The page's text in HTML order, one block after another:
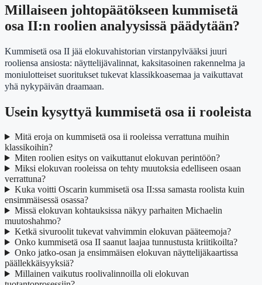
Millaiseen johtopäätökseen kummisetä
osa II:n roolien analyysissä päädytään?
Kummisetä osa II jää elokuvahistorian virstanpylvääksi juuri
rooliensa ansiosta: näyttelijävalinnat, kaksitasoinen rakennelma ja
moniulotteiset suoritukset tukevat klassikkoasemaa ja vaikuttavat
yhä nykypäivän draamaan.
Usein kysyttyä kummisetä osa ii rooleista
Mitä eroja on kummisetä osa ii rooleissa verrattuna muihin
klassikoihin?
Miten roolien esitys on vaikuttanut elokuvan perintöön?
Miksi elokuvan rooleissa on tehty muutoksia edelliseen osaan
verrattuna?
Kuka voitti Oscarin kummisetä osa II:ssa samasta roolista kuin
ensimmäisessä osassa?
Missä elokuvan kohtauksissa näkyy parhaiten Michaelin
muutoshahmo?
Ketkä sivuroolit tukevat vahvimmin elokuvan pääteemoja?
Onko kummisetä osa II saanut laajaa tunnustusta kriitikoilta?
Onko jatko-osan ja ensimmäisen elokuvan näyttelijäkaartissa
päällekkäisyyksiä?
Millainen vaikutus roolivalinnoilla oli elokuvan